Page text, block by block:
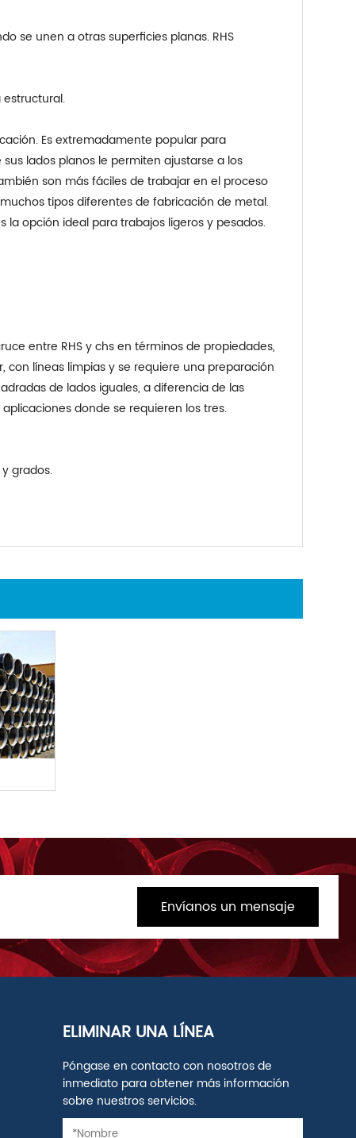
se unen a otras superficies planas. RHS
Es extremadamente popular para
lados planos le permiten ajustarse a los
son más fáciles de trabajar en el proceso
tipos diferentes de fabricación de metal.
opción ideal para trabajos ligeros y pesados.
entre RHS y chs en términos de propiedades,
líneas limpias y se requiere una preparación
de lados iguales, a diferencia de las
donde se requieren los tres.
grados.
Envíanos un mensaje
ELIMINAR UNA LÍNEA
Póngase en contacto con nosotros de
inmediato para obtener más información
sobre nuestros servicios.